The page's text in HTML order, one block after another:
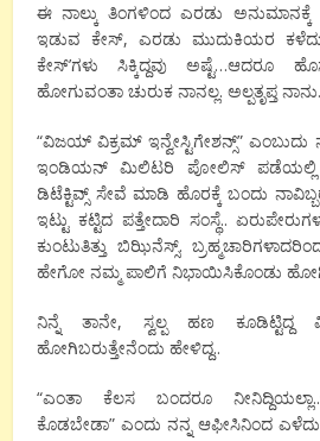
ಈ ನಾಲ್ಕು ತಿಂಗಳಿಂದ ಎರಡು
ಇಡುವ ಕೇಸ್, ಎರಡು ಮುದುಕಿಯರ
ಕೇಸ್’ಗಳು ಸಿಕ್ಕಿದ್ದವು ಅಷ್ಟೆ…ಆದರೂ
ಹೋಗುವಂತಾ ಚುರುಕ ನಾನಲ್ಲ. ಅಲ್ಪತೃಪ್ತ ನಾನು.
“ವಿಜಯ್ ವಿಕ್ರಮ್ ಇನ್ವೇಸ್ಟಿಗೇಶನ್ಸ್” ಎಂಬುದು
ಇಂಡಿಯನ್ ಮಿಲಿಟರಿ ಪೋಲಿಸ್ ಪಡೆಯಲ್ಲಿ
ಡಿಟೆಕ್ಟಿವ್ಸ್ ಸೇವೆ ಮಾಡಿ ಹೊರಕ್ಕೆ ಬಂದು
ಇಟ್ಟು ಕಟ್ಟಿದ ಪತ್ತೇದಾರಿ ಸಂಸ್ಥೆ..
ಕುಂಟುತಿತ್ತು ಬಿಝಿನೆಸ್ಸ್.
ಹೇಗೋ ನಮ್ಮ ಪಾಲಿಗೆ ನಿಭಾಯಿಸಿಕೊಂಡು
ನಿನ್ನೆ ತಾನೇ, ಸ್ವಲ್ಪ ಹಣ
ಹೋಗಿಬರುತ್ತೇನೆಂದು ಹೇಳಿದ್ದ..
“ಎಂತಾ ಕೆಲಸ ಬಂದರೂ
ಕೊಡಬೇಡಾ” ಎಂದು ನನ್ನ ಆಫೀಸಿನಿಂದ